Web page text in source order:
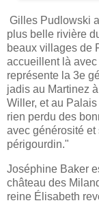
Gilles Pudlowski
plus belle rivière
beaux villages de
accueillent là
représente la 3e
jadis au Martinez
Willer, et au Palais
rien perdu des
avec générosité
périgourdin."
Joséphine Baker
château des
reine Élisabeth